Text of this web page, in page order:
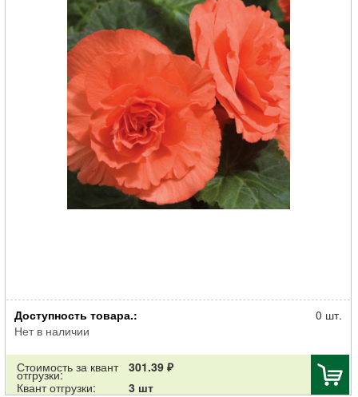
Клубень НВМ Бегония Дабл Орандж 4/5 2шт
Доступность товара.:
Нет в наличии
0 шт.
Стоимость за квант
отгрузки:
301.39 ₽
Квант отгрузки:
3 шт